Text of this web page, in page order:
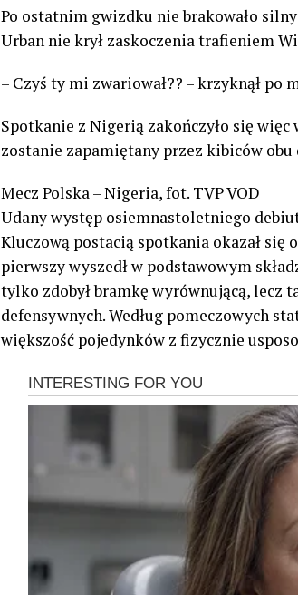
Po ostatnim gwizdku nie brakowało
Urban nie krył zaskoczenia trafieniem
– Czyś ty mi zwariował?? – krzyknął po
Spotkanie z Nigerią zakończyło się
zostanie zapamiętany przez kibiców obu
Mecz Polska – Nigeria, fot. TVP VOD
Udany występ osiemnastoletniego
Kluczową postacią spotkania okazał
pierwszy wyszedł w podstawowym
tylko zdobył bramkę wyrównującą, lecz
defensywnych. Według pomeczowych
większość pojedynków z fizycznie